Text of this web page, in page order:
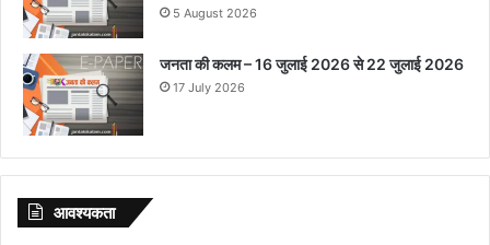
5 August 2026
जनता की कलम – 16 जुलाई 2026 से 22 जुलाई 2026
17 July 2026
आवश्‍यकता